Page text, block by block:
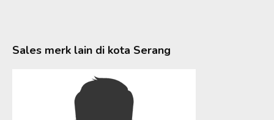
Sales merk lain di kota Serang